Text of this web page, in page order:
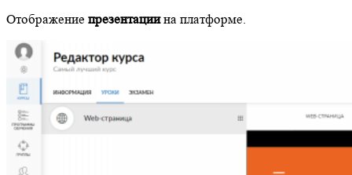
Отображение презентациина платформе.